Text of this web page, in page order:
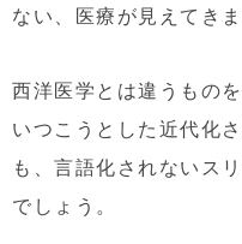
ない、医療が見えてきま
西洋医学とは違うもの
いつこうとした近代化
も、言語化されないス
でしょう。